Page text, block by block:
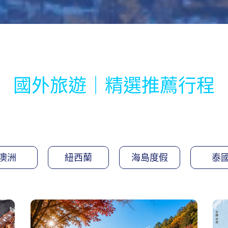
國外旅遊｜精選推薦行程
洲 紐西蘭 海島度假 泰